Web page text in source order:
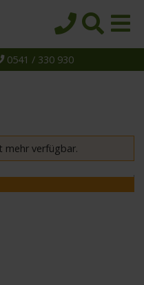
0541 / 330 930
mehr verfügbar.